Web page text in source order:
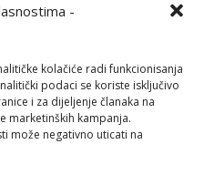
-
kolačiće radi funkcionisanja
podaci se koriste isključivo
i za dijeljenje članaka na
marketinških kampanja.
može negativno uticati na
i pokreta Karanović
i utišanom izrazu,
talent. Birajući iz
sredstva i
Karanović
podvig.